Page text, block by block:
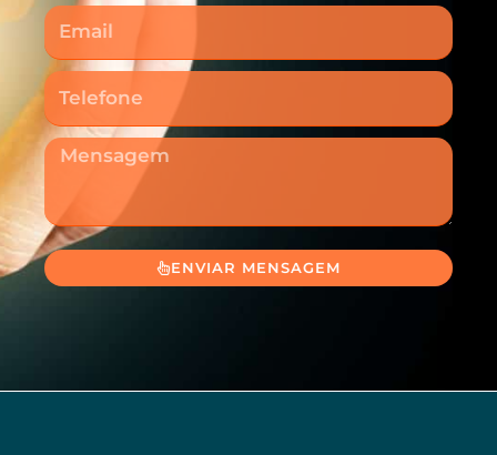
Email
Telefone
Mensagem
ENVIAR MENSAGEM